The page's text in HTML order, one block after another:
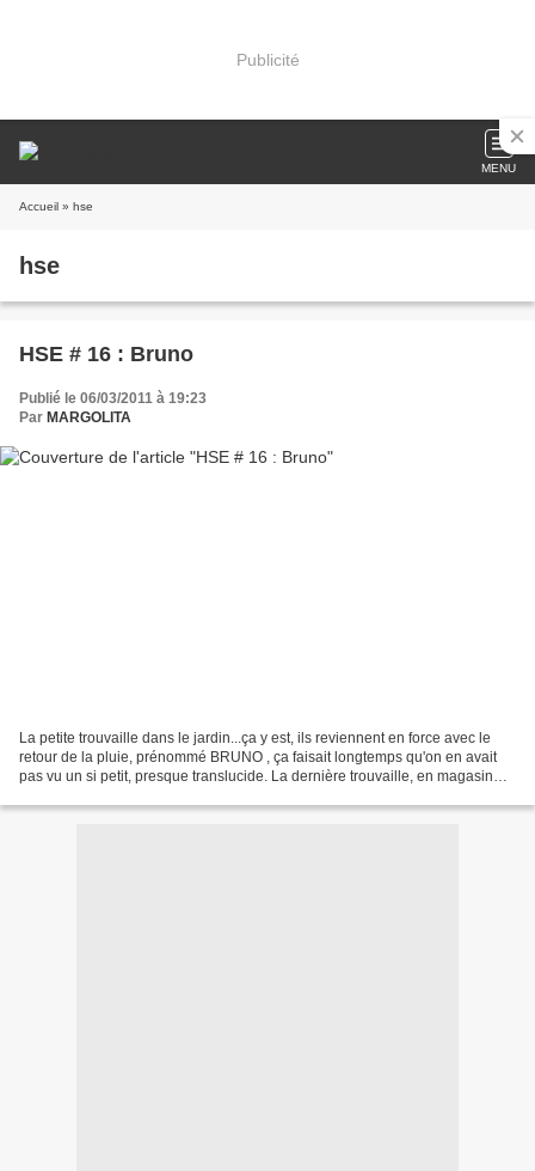
Publicité
MENU
Accueil » hse
hse
HSE # 16 : Bruno
Publié le 06/03/2011 à 19:23
Par MARGOLITA
La petite trouvaille dans le jardin...ça y est, ils reviennent en force avec le
retour de la pluie, prénommé BRUNO , ça faisait longtemps qu'on en avait
pas vu un si petit, presque translucide. La dernière trouvaille, en magasin